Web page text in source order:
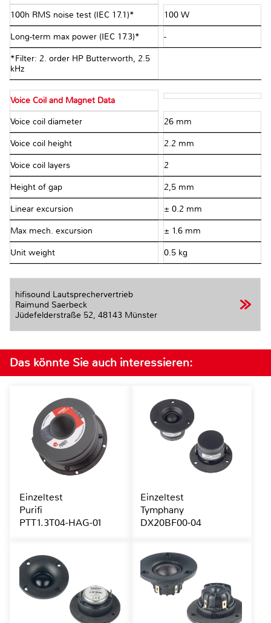
100h RMS noise test (IEC 17.1)* 100 W
Long-term max power (IEC 17.3)* -
*Filter: 2. order HP Butterworth, 2.5
kHz
Voice Coil and Magnet Data
Voice coil diameter 26 mm
Voice coil height 2.2 mm
Voice coil layers 2
Height of gap 2,5 mm
Linear excursion ± 0.2 mm
Max mech. excursion ± 1.6 mm
Unit weight 0.5 kg
hifisound Lautsprechervertrieb
Raimund Saerbeck
Jüdefelderstraße 52, 48143 Münster
Das könnte Sie auch interessieren:
Einzeltest
Purifi
PTT1.3T04-HAG-01
Einzeltest
Tymphany
DX20BF00-04